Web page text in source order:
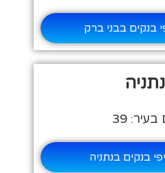
בנקים בבני ברק
39
בנקים בנתניה